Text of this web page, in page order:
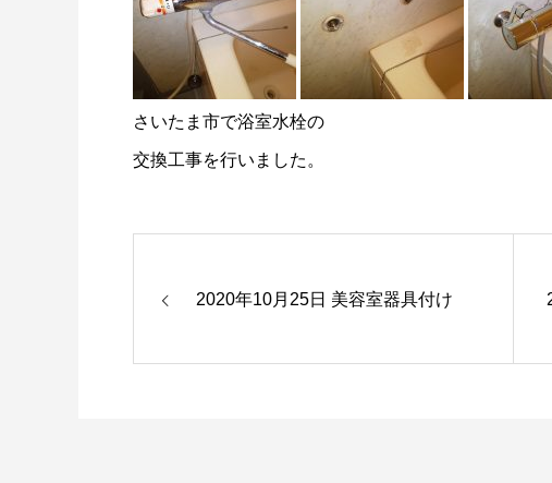
さいたま市で浴室水栓の
交換工事を行いました。
2020年10月25日 美容室器具付け